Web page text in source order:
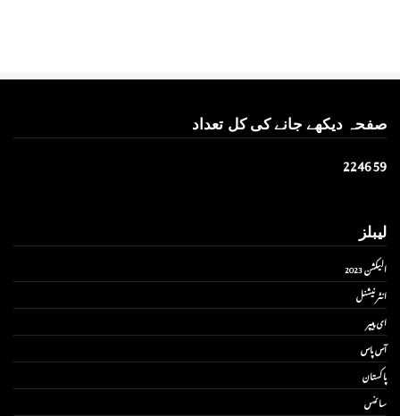
صفحہ دیکھے جانے کی کل تعداد
224659
لیبلز
الیکشن 2023
انٹر نیشنل
ای پیپر
آس پاس
پاکستان
سائنس